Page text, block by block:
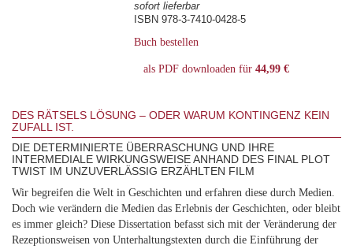
sofort lieferbar
ISBN 978-3-7410-0428-5
Buch bestellen
als PDF downloaden für 44,99 €
DES RÄTSELS LÖSUNG – ODER WARUM KONTINGENZ KEIN
ZUFALL IST.
DIE DETERMINIERTE ÜBERRASCHUNG UND IHRE
INTERMEDIALE WIRKUNGSWEISE ANHAND DES FINAL PLOT
TWIST IM UNZUVERLÄSSIG ERZÄHLTEN FILM
Wir begreifen die Welt in Geschichten und erfahren diese durch Medien.
Doch wie verändern die Medien das Erlebnis der Geschichten, oder bleibt
es immer gleich? Diese Dissertation befasst sich mit der Veränderung der
Rezeptionsweisen von Unterhaltungstexten durch die Einführung der